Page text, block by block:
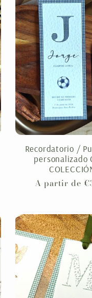
Recordatorio /
personalizado
Precio
A partir de